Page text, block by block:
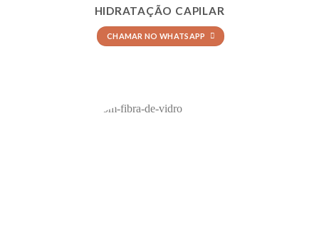
HIDRATAÇÃO CAPILAR
CHAMAR NO WHATSAPP